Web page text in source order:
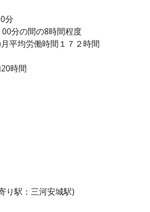
分
分の間の8時間程度
平均労働時間１７２時間
時間
り駅：三河安城駅)